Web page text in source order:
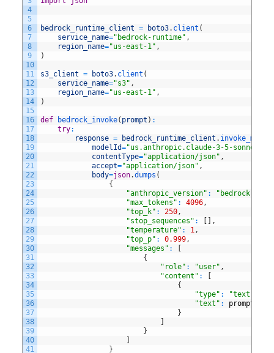
4
5
6
7
8
9
10
11
12
13
14
15
16
17
18
19
20
21
22
23
24
25
26
27
28
29
30
31
32
33
34
35
36
37
38
39
40
41
bedrock_runtime_client = boto3. client (
service_name="bedrock-runtime" ,
region_name="us-east-1" ,
)
s3_client = boto3. client (
service_name="s3" ,
region_name="us-east-1" ,
)
def bedrock_invoke( prompt ) :
try:
response = bedrock_runtime_client . invoke_model
modelId="us.anthropic.claude-3-5-sonnet-
contentType="application/json" ,
accept="application/json" ,
body=json.dumps (
{
"anthropic_version" :
"bedrock-
"max_tokens" : 4096,
"top_k" : 250,
"stop_sequences" :
,
"temperature" : 1,
"top_p" : 0.999,
"messages" :
{
"role" : "user" ,
"content" :
{
"type" : "text"
"text" :
prompt
}
}
}